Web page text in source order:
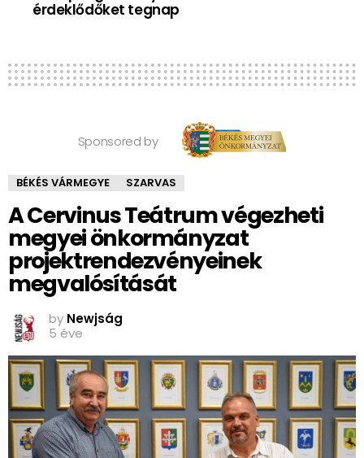
érdeklődőket tegnap
Sponsored by
BÉKÉS VÁRMEGYE SZARVAS
A Cervinus Teátrum végezheti
megyei önkormányzat
projektrendezvényeinek
megvalósítását
by Newjság
5 éve